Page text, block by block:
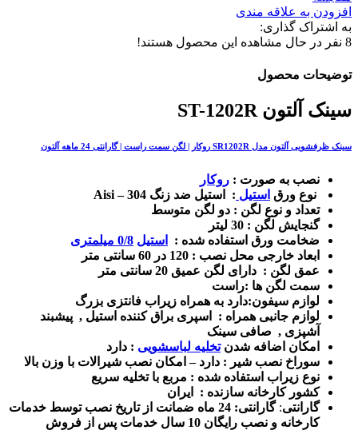
افزودن به علاقه مندی
به اشتراک گذاری:
8 نفر در حال مشاهده این محصول هستند!
توضیحات محصول
سینک آلتون ST-1202R
سینک ظرفشویی آلتون مدل SR1202R روکار | لگن سمت راست | گارانتی 24 ماهه آلتون
نصب به صورت : روکار
نوع ورق استیل :
استیل ضد زنگ Aisi – 304
تعداد و نوع لگن : دو لگن متوسط
گنجایش لگن : 30 لیتر
ضخامت ورق استفاده شده :
استیل 0/8 میلمتری
ابعاد خارجی محل نصب : 120 در 60 سانتی متر
عمق لگن : دارای لگن عمیق 20 سانتی متر
سمت لگن ها :راست
لوازم سیفون:دارد به همراه زیراب فانتزی بزرگ
لوازم جانبی همراه : اسپری براق کننده استیل , پیشبند
آشپزی , صافی سینک
امکان اضافه شدنتخلیه لباسشویی : دارد
سوراخ نصب شیر : دارد – امکان نصب شیرالات با وزن بالا
نوع زیراب استفاده شده : مربع با تخلیه سریع
کشور کارخانه سازنده : ایران
گارانتی:گارانتی:
24 ماه ضمانت از تاریخ نصب توسط خدمات
کارخانه و نصب رایگان 10 سال خدمات پس از فروش